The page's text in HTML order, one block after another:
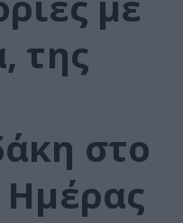
της
στο